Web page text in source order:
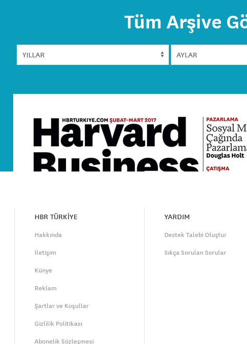
Tüm Arşive
HBR TÜRKİYE
Hakkında
İletişim
Künye
Reklam
Şartlar ve Koşullar
Gizlilik Politikası
Abonelik Sözleşmesi
YARDIM
Destek Talebi Oluştur
Sıkça Sorulan Sorular